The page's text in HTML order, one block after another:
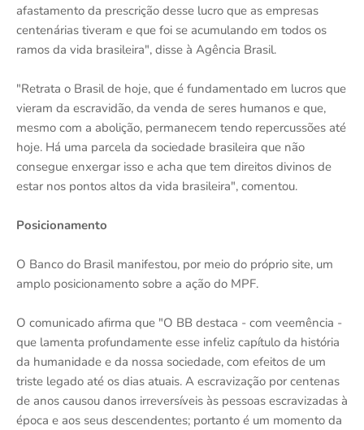
afastamento da prescrição desse lucro que as empresas
centenárias tiveram e que foi se acumulando em todos os
ramos da vida brasileira", disse à Agência Brasil.
"Retrata o Brasil de hoje, que é fundamentado em lucros que
vieram da escravidão, da venda de seres humanos e que,
mesmo com a abolição, permanecem tendo repercussões até
hoje. Há uma parcela da sociedade brasileira que não
consegue enxergar isso e acha que tem direitos divinos de
estar nos pontos altos da vida brasileira", comentou.
Posicionamento
O Banco do Brasil manifestou, por meio do próprio site, um
amplo posicionamento sobre a ação do MPF.
O comunicado afirma que "O BB destaca - com veemência -
que lamenta profundamente esse infeliz capítulo da história
da humanidade e da nossa sociedade, com efeitos de um
triste legado até os dias atuais. A escravização por centenas
de anos causou danos irreversíveis às pessoas escravizadas à
época e aos seus descendentes; portanto é um momento da